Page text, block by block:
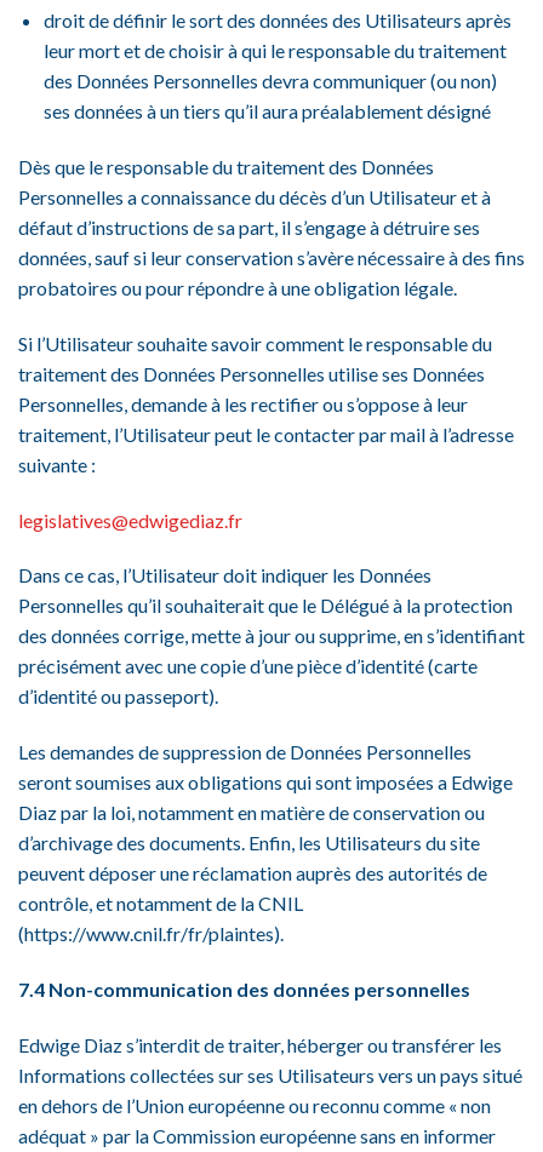
droit de définir le sort des données des Utilisateurs après
leur mort et de choisir à qui le responsable du traitement
des Données Personnelles devra communiquer (ou non)
ses données à un tiers qu’il aura préalablement désigné
Dès que le responsable du traitement des Données
Personnelles a connaissance du décès d’un Utilisateur et à
défaut d’instructions de sa part, il s’engage à détruire ses
données, sauf si leur conservation s’avère nécessaire à des fins
probatoires ou pour répondre à une obligation légale.
Si l’Utilisateur souhaite savoir comment le responsable du
traitement des Données Personnelles utilise ses Données
Personnelles, demande à les rectifier ou s’oppose à leur
traitement, l’Utilisateur peut le contacter par mail à l’adresse
suivante :
legislatives@edwigediaz.fr
Dans ce cas, l’Utilisateur doit indiquer les Données
Personnelles qu’il souhaiterait que le Délégué à la protection
des données corrige, mette à jour ou supprime, en s’identifiant
précisément avec une copie d’une pièce d’identité (carte
d’identité ou passeport).
Les demandes de suppression de Données Personnelles
seront soumises aux obligations qui sont imposées a Edwige
Diaz par la loi, notamment en matière de conservation ou
d’archivage des documents. Enfin, les Utilisateurs du site
peuvent déposer une réclamation auprès des autorités de
contrôle, et notamment de la CNIL
(https://www.cnil.fr/fr/plaintes).
7.4 Non-communication des données personnelles
Edwige Diaz s’interdit de traiter, héberger ou transférer les
Informations collectées sur ses Utilisateurs vers un pays situé
en dehors de l’Union européenne ou reconnu comme « non
adéquat » par la Commission européenne sans en informer